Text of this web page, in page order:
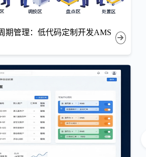
期管理：低代码定制开发AMS